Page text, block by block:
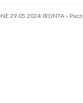
29.05.2024: IRONTA –